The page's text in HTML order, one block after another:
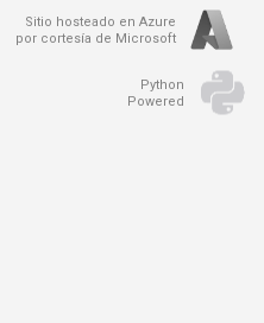
Sitio hosteado en Azure
por cortesía de Microsoft
Python
Powered